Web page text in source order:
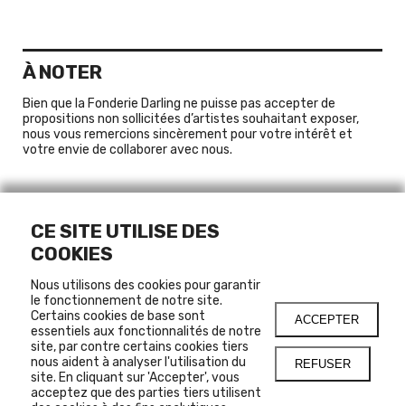
À NOTER
Bien que la Fonderie Darling ne puisse pas accepter de
propositions non sollicitées d’artistes souhaitant exposer,
nous vous remercions sincèrement pour votre intérêt et
votre envie de collaborer avec nous.
CE SITE UTILISE DES
COOKIES
Nous utilisons des cookies pour garantir
le fonctionnement de notre site.
Certains cookies de base sont
essentiels aux fonctionnalités de notre
site, par contre certains cookies tiers
nous aident à analyser l'utilisation du
site. En cliquant sur 'Accepter', vous
acceptez que des parties tiers utilisent
ACCEPTER
REFUSER